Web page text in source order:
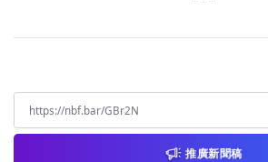
推廣新聞稿